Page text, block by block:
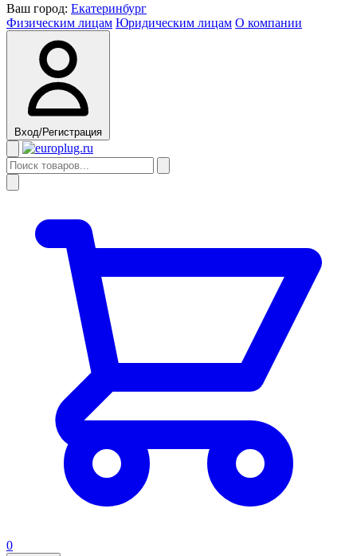
Ваш город: Екатеринбург
Физическим лицам Юридическим лицам О компании
Вход/Регистрация
0